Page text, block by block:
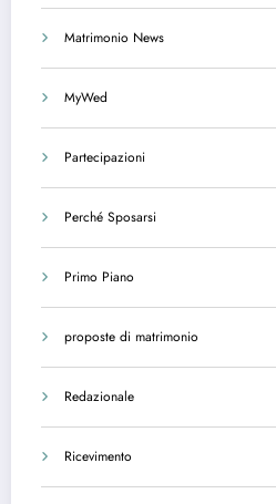
Matrimonio News
MyWed
Partecipazioni
Perché Sposarsi
Primo Piano
proposte di matrimonio
Redazionale
Ricevimento